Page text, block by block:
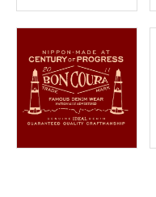
OFFICIAL WEB SITE
ACCOUNT MENU
ようこそ ゲスト 様
meeting_room ログイン